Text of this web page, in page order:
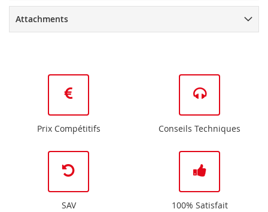
Attachments
Prix Compétitifs Conseils Techniques
SAV 100% Satisfait